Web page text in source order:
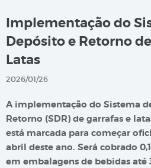
Implementação do
Depósito e Retorno
Latas
2026/01/26
A implementação do Sistema
Retorno (SDR) de garrafas e
está marcada para começar
abril deste ano. Será cobrado
em embalagens de bebidas até